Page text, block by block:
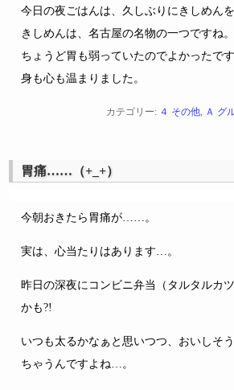
今日の夜ごはんは、久しぶりにきしめんを
きしめんは、名古屋の名物の一つですね。
ちょうど胃も弱っていたのでよかったです
身も心も温まりました。
カテゴリー: ４ その他, Ａ グ
胃痛……（+_+）
今朝おきたら胃痛が……。
実は、心当たりはあります…。
昨日の深夜にコンビニ弁当（タルタルカ
かも?!
いつも太るかなぁと思いつつ、おいしそ
ちゃうんですよね…。